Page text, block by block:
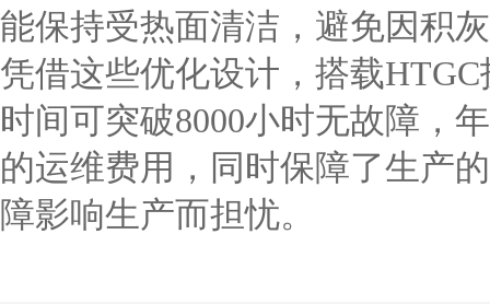
能保持受热面清洁，避免因积
凭借这些优化设计，搭载
时间可突破8000小时无故障，
的运维费用，同时保障了生产
障影响生产而担忧。